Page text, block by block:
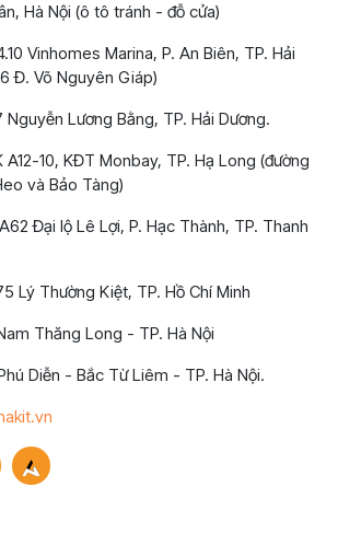
Hà Nội (ô tô tránh - đỗ cửa)
Vinhomes Marina, P. An Biên, TP. Hải
Đ. Võ Nguyên Giáp)
Nguyễn Lương Bằng, TP. Hải Dương.
A12-10, KĐT Monbay, TP. Hạ Long (đường
và Bảo Tàng)
Đại lộ Lê Lợi, P. Hạc Thành, TP. Thanh
Lý Thường Kiệt, TP. Hồ Chí Minh
Thăng Long - TP. Hà Nội
Diễn - Bắc Từ Liêm - TP. Hà Nội.